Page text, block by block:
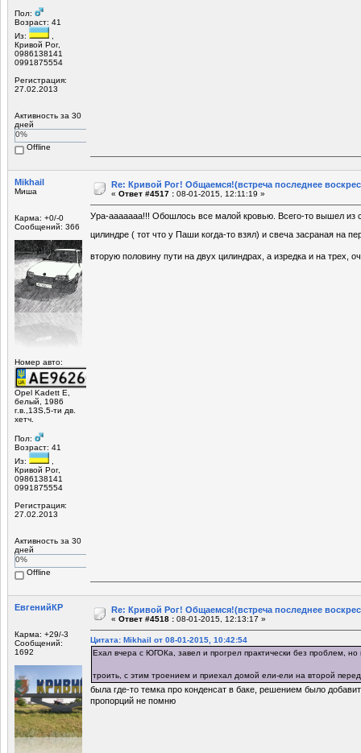
Пол:
Возраст: 41
Из:
,
Кривой Рог,
0986138141
0991875554
Регистрация:
27.02.2013
Активность за 30
дней
0%
Offline
Mikhail
Миша
Карма: +0/-0
Сообщений: 366
Номер авто:
Opel Kadett E,
белый, 1986
г.в.,13S,5-ти дв.
хетч.
Пол:
Возраст: 41
Из:
,
Кривой Рог,
0986138141
0991875554
Регистрация:
27.02.2013
Активность за 30
дней
0%
Offline
Re: Кривой Рог! Общаемся!(встреча последнее
« Ответ #4517 : 08-01-2015, 12:11:19 »
Ура-ааааааа!!! Обошлось все малой кровью. Всего-то вышел из
цилиндре ( тот что у Паши когда-то взял) и свеча засраная на
вторую половину пути на двух цилиндрах, а изредка и на трех,
ЕвгенийКР
Карма: +29/-3
Сообщений:
1692
Re: Кривой Рог! Общаемся!(встреча последнее
« Ответ #4518 : 08-01-2015, 12:13:17 »
Цитата: Mikhail от 08-01-2015, 10:42:54
Ехал вчера с ЮГОКа, завел и прогрел практически без проблем, но
троить, с этим троением и приехал домой ели-ели на второй
была где-то темка про конденсат в баке, решением было
пропорций не помню